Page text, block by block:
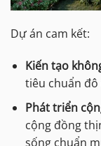
Dự án cam kết:
Kiến tạo
tiêu chuẩn
Phát triển
cộng đồng
sống chuẩn